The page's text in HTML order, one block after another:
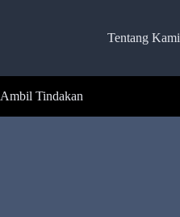
Tentang Kami
Ambil Tindakan